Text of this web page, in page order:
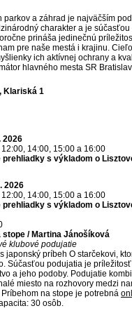
parkov a záhrad je najväčším
charakter a je
prináša jedinečnú
pre naše mestá i krajinu.
ich aktívnej ochrany a
hlavného mesta SR
Klariská 1
2026
12:00, 14:00, 15:00 a 16:00
prehliadky s výkladom o
2026
12:00, 14:00, 15:00 a 16:00
prehliadky s výkladom o
stope / Martina Jánošíková
klubové podujatie
japonský príbeh O starčekovi,
Súčasťou podujatia je
a jeho podoby. Podujatie
miesto na rozhovory medzi
na stope je potrebná
30 osôb.